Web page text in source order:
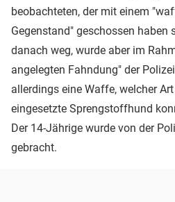
beobachteten, der mit einem
Gegenstand" geschossen haben
danach weg, wurde aber im
angelegten Fahndung" der
allerdings eine Waffe, welcher
eingesetzte Sprengstoffhund
Der 14-Jährige wurde von der
gebracht.